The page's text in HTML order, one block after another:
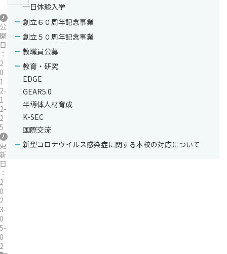
公
開
日
：
2
0
1
2-
1
2-
2
5
更
新
日
：
2
0
2
3-
0
5-
0
2
一日体験入学
創立６０周年記念事業
創立５０周年記念事業
教職員公募
教育・研究
EDGE
GEAR5.0
半導体人材育成
K-SEC
国際交流
新型コロナウイルス感染症に関する本校の対応について